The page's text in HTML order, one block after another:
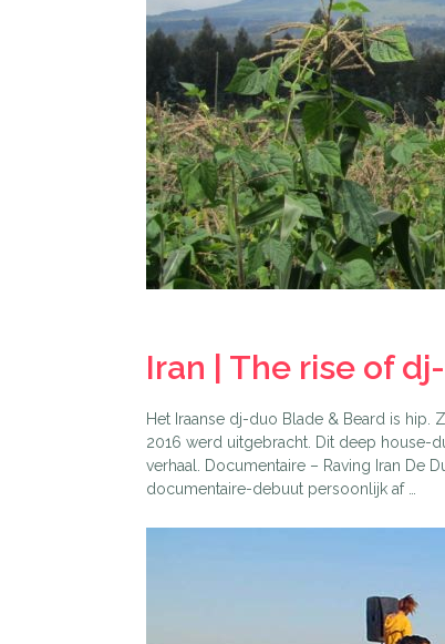
Iran | The rise of
Het Iraanse dj-duo Blade & Beard is hip.
2016 werd uitgebracht. Dit deep house-
verhaal. Documentaire – Raving Iran De
documentaire-debuut persoonlijk af …